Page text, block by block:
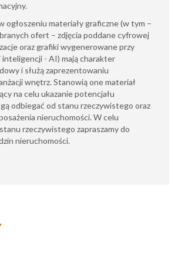
ogłoszeniu materiały graficzne (w tym –
ofert – zdjęcia poddane cyfrowej
oraz grafiki wygenerowane przy
inteligencji - AI) mają charakter
i służą zaprezentowaniu
wnętrz. Stanowią one materiał
na celu ukazanie potencjału
odbiegać od stanu rzeczywistego oraz
nieruchomości. W celu
rzeczywistego zapraszamy do
nieruchomości.